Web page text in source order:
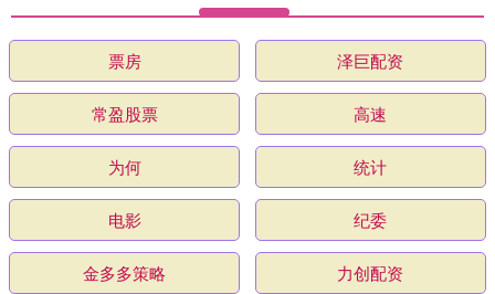
票房 泽巨配资
常盈股票 高速
为何 统计
电影 纪委
金多多策略 力创配资